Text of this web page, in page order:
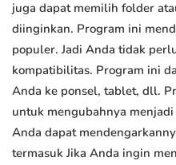
juga dapat memilih folder
diinginkan. Program ini
populer. Jadi Anda tidak
kompatibilitas. Program ini
Anda ke ponsel, tablet, dll.
untuk mengubahnya
Anda dapat
termasuk Jika Anda ingin